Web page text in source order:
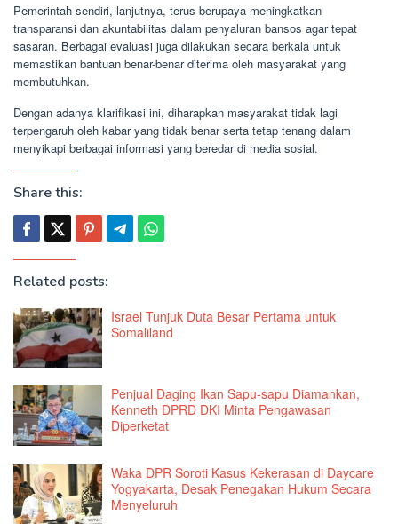
Pemerintah sendiri, lanjutnya, terus berupaya meningkatkan
transparansi dan akuntabilitas dalam penyaluran bansos agar tepat
sasaran. Berbagai evaluasi juga dilakukan secara berkala untuk
memastikan bantuan benar-benar diterima oleh masyarakat yang
membutuhkan.
Dengan adanya klarifikasi ini, diharapkan masyarakat tidak lagi
terpengaruh oleh kabar yang tidak benar serta tetap tenang dalam
menyikapi berbagai informasi yang beredar di media sosial.
Share this:
Related posts:
Israel Tunjuk Duta Besar Pertama untuk
Somaliland
Penjual Daging Ikan Sapu-sapu Diamankan,
Kenneth DPRD DKI Minta Pengawasan
Diperketat
Waka DPR Soroti Kasus Kekerasan di Daycare
Yogyakarta, Desak Penegakan Hukum Secara
Menyeluruh